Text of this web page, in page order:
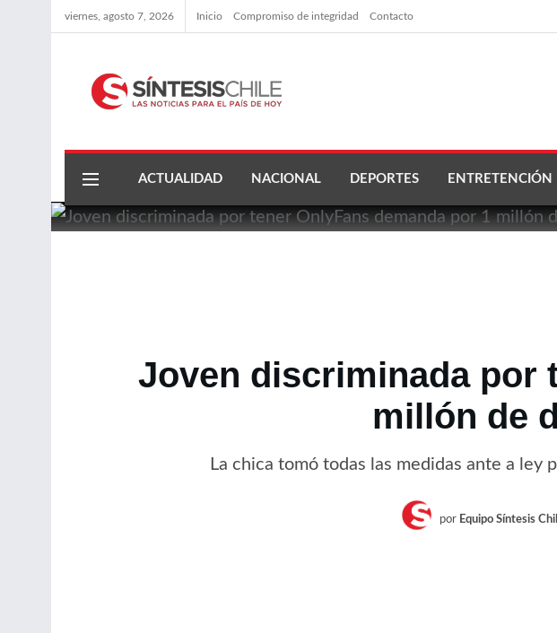
viernes, agosto 7, 2026 Inicio Compromiso de integridad Contacto
ACTUALIDAD NACIONAL DEPORTES ENTRETENCIÓN
Joven discriminada por
millón de
La chica tomó todas las medidas ante a
por Equipo Síntesis